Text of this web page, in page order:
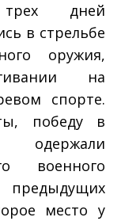
дней
в стрельбе
оружия,
на
спорте.
победу в
одержали
военного
предыдущих
место у